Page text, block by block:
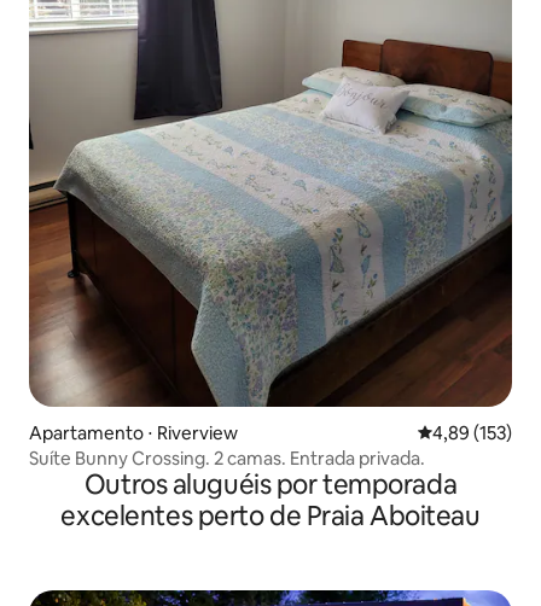
Apartamento ⋅ Riverview 4,89 de uma
4,89 (153)
Suíte Bunny Crossing. 2 camas. Entrada privada.
Outros aluguéis por temporada
excelentes perto de Praia Aboiteau